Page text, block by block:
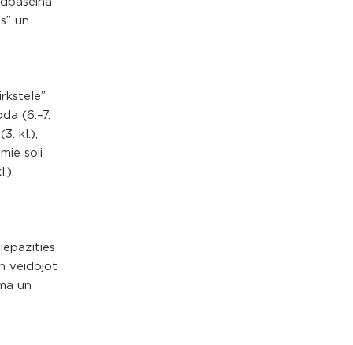
un
(6.–7.
kl.),
soļi
veidojot
un